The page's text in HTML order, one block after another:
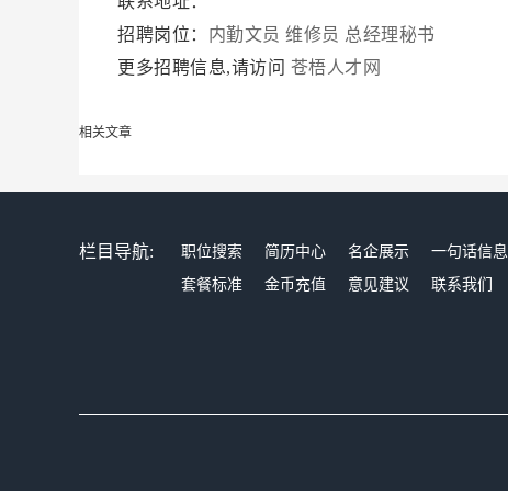
招聘岗位： 内勤文员 维修员 总经理秘书
更多招聘信息,请访问 苍梧人才网
相关文章
栏目导航: 职位搜索 简历中心 名企展示 一句话信息
套餐标准
金币充值 意见建议 联系我们